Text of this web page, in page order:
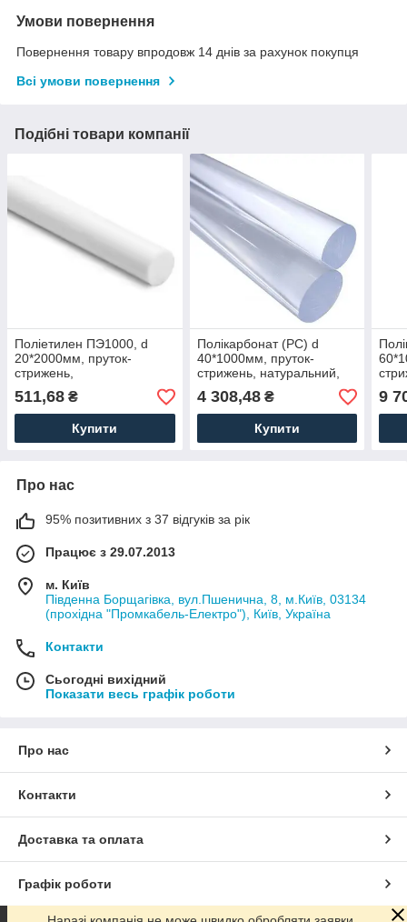
Умови повернення
Повернення товару впродовж 14 днів за рахунок покупця
Всі умови повернення
Подібні товари компанії
Поліетилен ПЭ1000, d
20*2000мм, пруток-
стрижень,
надвисокомолекулярний
(НВМПЕ PE-1000)
511,68 ₴
Купити
Полікарбонат (PC) d
40*1000мм, пруток-
стрижень, натуральний,
прозорий, монолітний
4 308,48₴
Купити
9
Про нас
95% позитивних з 37 відгуків за рік
Працює з 29.07.2013
м. Київ
Південна Борщагівка, вул.Пшенична, 8, м.Київ, 03134
(прохідна "Промкабель-Електро"), Київ, Україна
Контакти
Сьогодні вихідний
Показати весь графік роботи
Про нас
Контакти
Доставка та оплата
Графік роботи